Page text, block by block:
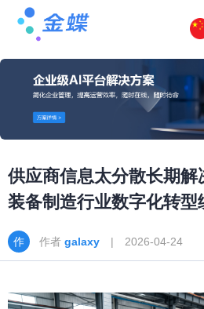
供应商信息太分散长期
装备制造行业数字化转型
体化
作者 galaxy | 2026-04-24